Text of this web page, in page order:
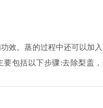
生素以及抗病毒药物结合治
效。蒸的过程中还可以加
要包括以下步骤:去除梨盖